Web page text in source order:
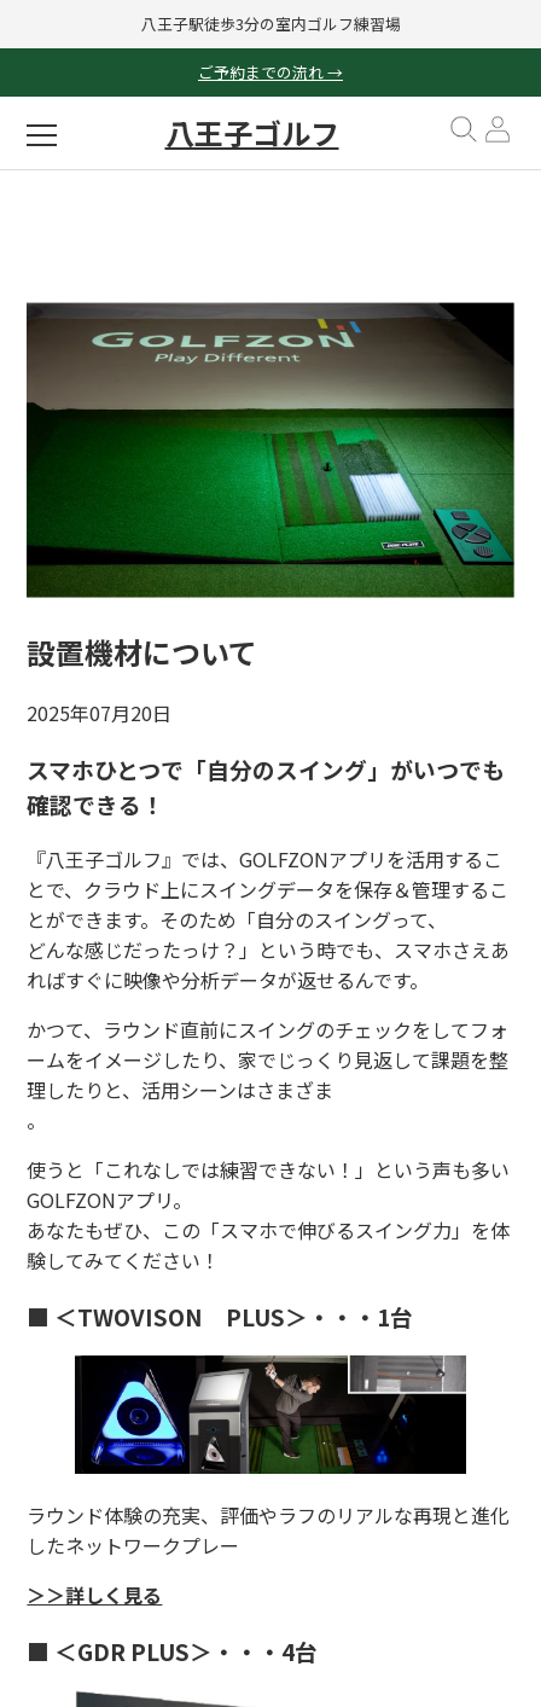
八王子駅徒歩3分の室内ゴルフ練習場
ご予約までの流れ →
八王子ゴルフ
設置機材について
2025年07月20日
スマホひとつで「自分のスイング」がいつでも
確認できる！
『八王子ゴルフ』では、GOLFZONアプリを活用するこ
とで、クラウド上にスイングデータを保存＆管理するこ
とができます。そのため「自分のスイングって、
どんな感じだったっけ？」という時でも、スマホさえあ
ればすぐに映像や分析データが返せるんです。
かつて、ラウンド直前にスイングのチェックをしてフォ
ームをイメージしたり、家でじっくり見返して課題を整
理したりと、活用シーンはさまざま
。
使うと「これなしでは練習できない！」という声も多い
GOLFZONアプリ。
あなたもぜひ、この「スマホで伸びるスイング力」を体
験してみてください！
■ ＜TWOVISON PLUS＞・・・1台
ラウンド体験の充実、評価やラフのリアルな再現と進化
したネットワークプレー
＞＞詳しく見る
■ ＜GDR PLUS＞・・・4台